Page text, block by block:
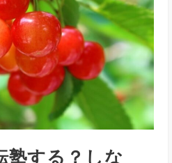
塾する？しな